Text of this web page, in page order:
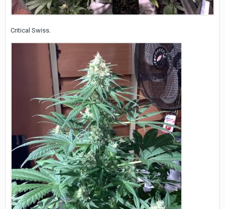
Critical Swiss.